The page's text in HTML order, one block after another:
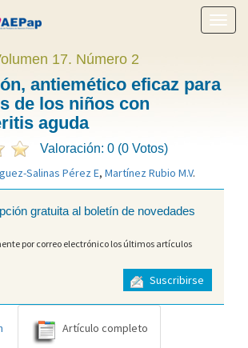
menú
17. Número 2
antiemético eficaz para
de los niños con
aguda
Valoración: 0 (0 Votos)
Salinas Pérez E, Martínez Rubio M.V.
gratuita al boletín de novedades
por correo electrónico los últimos artículos
Suscribirse
Artículo completo